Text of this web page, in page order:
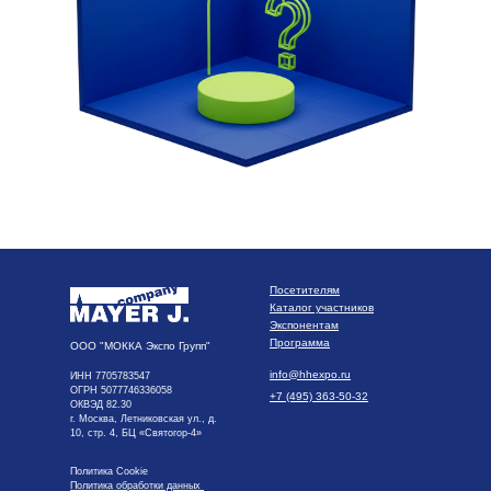
Политика Cookie
Политика обработки данных
ИНН 7705783547
ОГРН 5077746336058
ОКВЭД 82.30
г. Москва, Летниковская ул., д.
10, стр. 4, БЦ «Святогор-4»
info@hhexpo.ru
+7 (495) 363-50-32
ООО "МОККА Экспо Групп"
Посетителям
Каталог участников
Программа
Экспонентам